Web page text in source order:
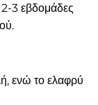
3 εβδομάδες
ενώ το ελαφρύ